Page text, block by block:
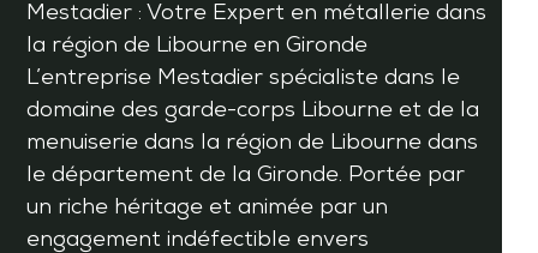
Mestadier : Votre Expert en métallerie dans
la région de Libourne en Gironde
L’entreprise Mestadier spécialiste dans le
domaine des garde-corps Libourne et de la
menuiserie dans la région de Libourne dans
le département de la Gironde. Portée par
un riche héritage et animée par un
engagement indéfectible envers